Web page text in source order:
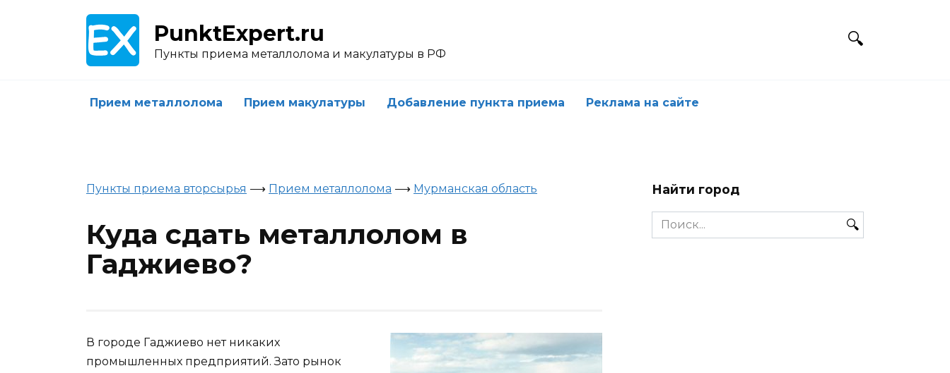
PunktExpert.ru
Пункты приема металлолома и макулатуры в РФ
Прием металлолома Прием макулатуры Добавление пункта приема Реклама на сайте
Пункты приема вторсырья ⟶ Прием металлолома ⟶ Мурманская область
Куда сдать металлолом в
Гаджиево?
В городе Гаджиево нет никаких
промышленных предприятий. Зато рынок
Найти город
Search
for: